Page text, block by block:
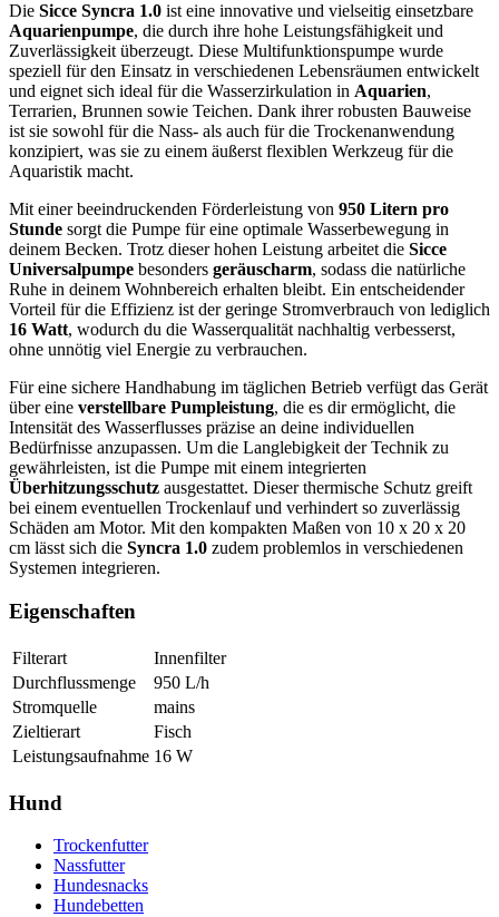
Die Sicce Syncra 1.0 ist eine innovative und vielseitig einsetzbare
Aquarienpumpe, die durch ihre hohe Leistungsfähigkeit und
Zuverlässigkeit überzeugt. Diese Multifunktionspumpe wurde
speziell für den Einsatz in verschiedenen Lebensräumen entwickelt
und eignet sich ideal für die Wasserzirkulation in Aquarien,
Terrarien, Brunnen sowie Teichen. Dank ihrer robusten Bauweise
ist sie sowohl für die Nass- als auch für die Trockenanwendung
konzipiert, was sie zu einem äußerst flexiblen Werkzeug für die
Aquaristik macht.
Mit einer beeindruckenden Förderleistung von 950 Litern pro
Stunde sorgt die Pumpe für eine optimale Wasserbewegung in
deinem Becken. Trotz dieser hohen Leistung arbeitet die Sicce
Universalpumpe besonders geräuscharm, sodass die natürliche
Ruhe in deinem Wohnbereich erhalten bleibt. Ein entscheidender
Vorteil für die Effizienz ist der geringe Stromverbrauch von lediglich
16 Watt, wodurch du die Wasserqualität nachhaltig verbesserst,
ohne unnötig viel Energie zu verbrauchen.
Für eine sichere Handhabung im täglichen Betrieb verfügt das Gerät
über eine verstellbare Pumpleistung, die es dir ermöglicht, die
Intensität des Wasserflusses präzise an deine individuellen
Bedürfnisse anzupassen. Um die Langlebigkeit der Technik zu
gewährleisten, ist die Pumpe mit einem integrierten
Überhitzungsschutz ausgestattet. Dieser thermische Schutz greift
bei einem eventuellen Trockenlauf und verhindert so zuverlässig
Schäden am Motor. Mit den kompakten Maßen von 10 x 20 x 20
cm lässt sich die Syncra 1.0 zudem problemlos in verschiedenen
Systemen integrieren.
Eigenschaften
Filterart
Innenfilter
Durchflussmenge
950 L/h
Stromquelle
mains
Zieltierart
Fisch
Leistungsaufnahme 16 W
Hund
Trockenfutter
Nassfutter
Hundesnacks
Hundebetten